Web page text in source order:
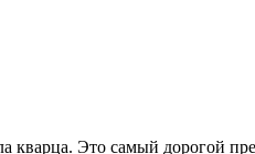
кварца. Это самый дорогой